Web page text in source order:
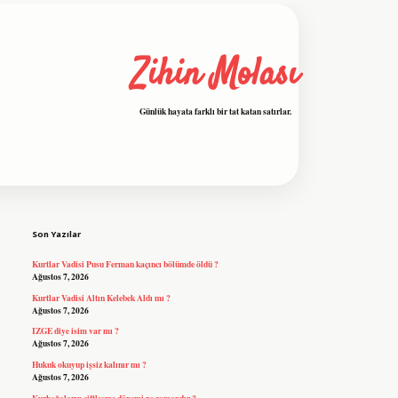
Zihin Molası
Günlük hayata farklı bir tat katan satırlar.
Son Yazılar
Kurtlar Vadisi Pusu Ferman kaçıncı bölümde öldü ?
Ağustos 7, 2026
Kurtlar Vadisi Altın Kelebek Aldı mı ?
Ağustos 7, 2026
IZGE diye isim var mı ?
Ağustos 7, 2026
Hukuk okuyup işsiz kalınır mı ?
Ağustos 7, 2026